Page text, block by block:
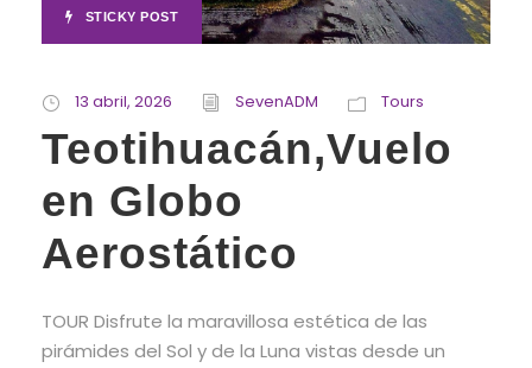
STICKY POST
13 abril, 2026 SevenADM Tours
Teotihuacán,Vuelo
en Globo
Aerostático
TOUR Disfrute la maravillosa estética de las
pirámides del Sol y de la Luna vistas desde un